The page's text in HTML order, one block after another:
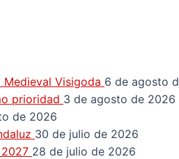
Visigoda 6 de agosto
prioridad 3 de agosto de 2026
de 2026
30 de julio de 2026
28 de julio de 2026